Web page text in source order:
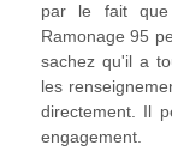
par le fait que
Ramonage 95
sachez qu'il a
les
directement. Il
engagement.